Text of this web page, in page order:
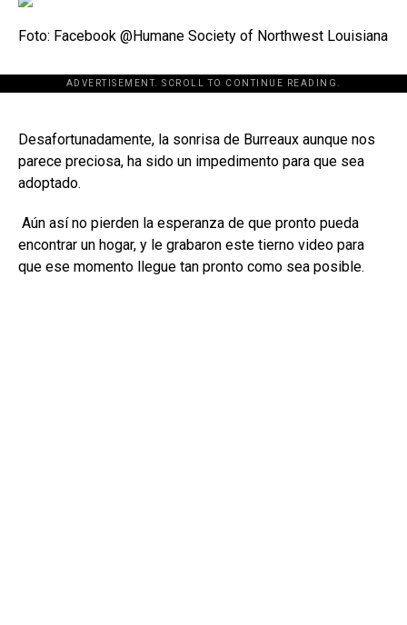
Foto: Facebook @Humane Society of Northwest Louisiana
ADVERTISEMENT. SCROLL TO CONTINUE READING.
[adsforwp id="243463"]
Desafortunadamente, la sonrisa de Burreaux aunque nos
parece preciosa, ha sido un impedimento para que sea
adoptado.
Aún así no pierden la esperanza de que pronto pueda
encontrar un hogar, y le grabaron este tierno video para
que ese momento llegue tan pronto como sea posible.